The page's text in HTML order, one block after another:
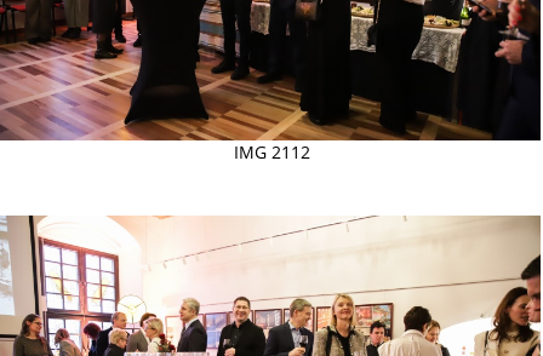
IMG 2112